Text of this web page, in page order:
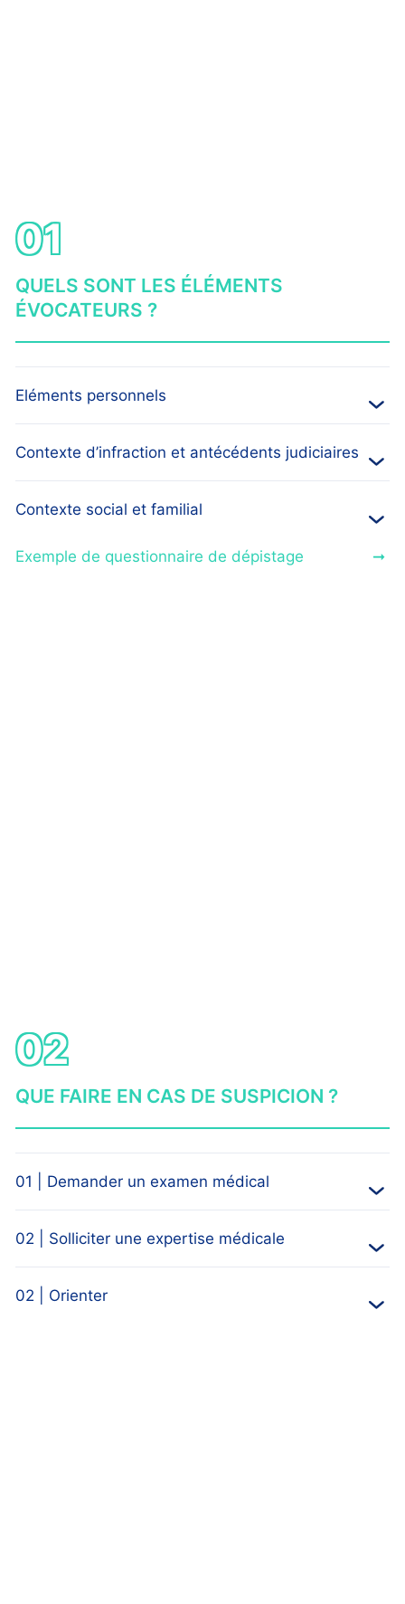
01
QUELS SONT LES ÉLÉMENTS
ÉVOCATEURS ?
Eléments personnels
Contexte d’infraction et antécédents judiciaires
Contexte social et familial
Exemple de questionnaire de dépistage
02
QUE FAIRE EN CAS DE SUSPICION ?
01 | Demander un examen médical
02 | Solliciter une expertise médicale
02 | Orienter